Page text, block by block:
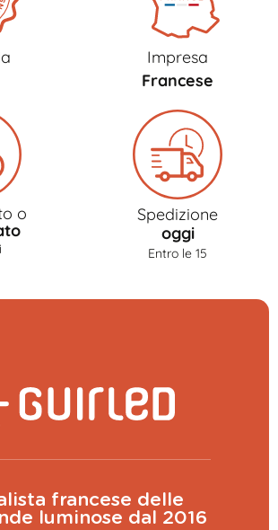
Impresa
Francese
o
Spedizione
oggi
Entro le 15
francese delle
luminose dal 2016